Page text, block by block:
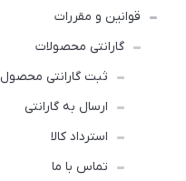
قوانین و مقررات
گارانتی محصولات
ثبت گارانتی محصول
ارسال به گارانتی
استرداد کالا
تماس با ما